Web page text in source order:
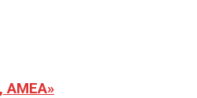
ΑΜΕΑ»